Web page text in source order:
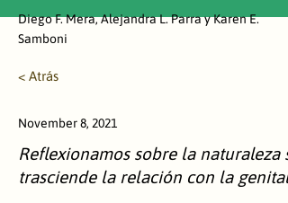
Diego F. Mera, Alejandra L. Parra y Karen E.
Samboni
< Atrás
November 8, 2021
Reflexionamos sobre la
trasciende la relación con la